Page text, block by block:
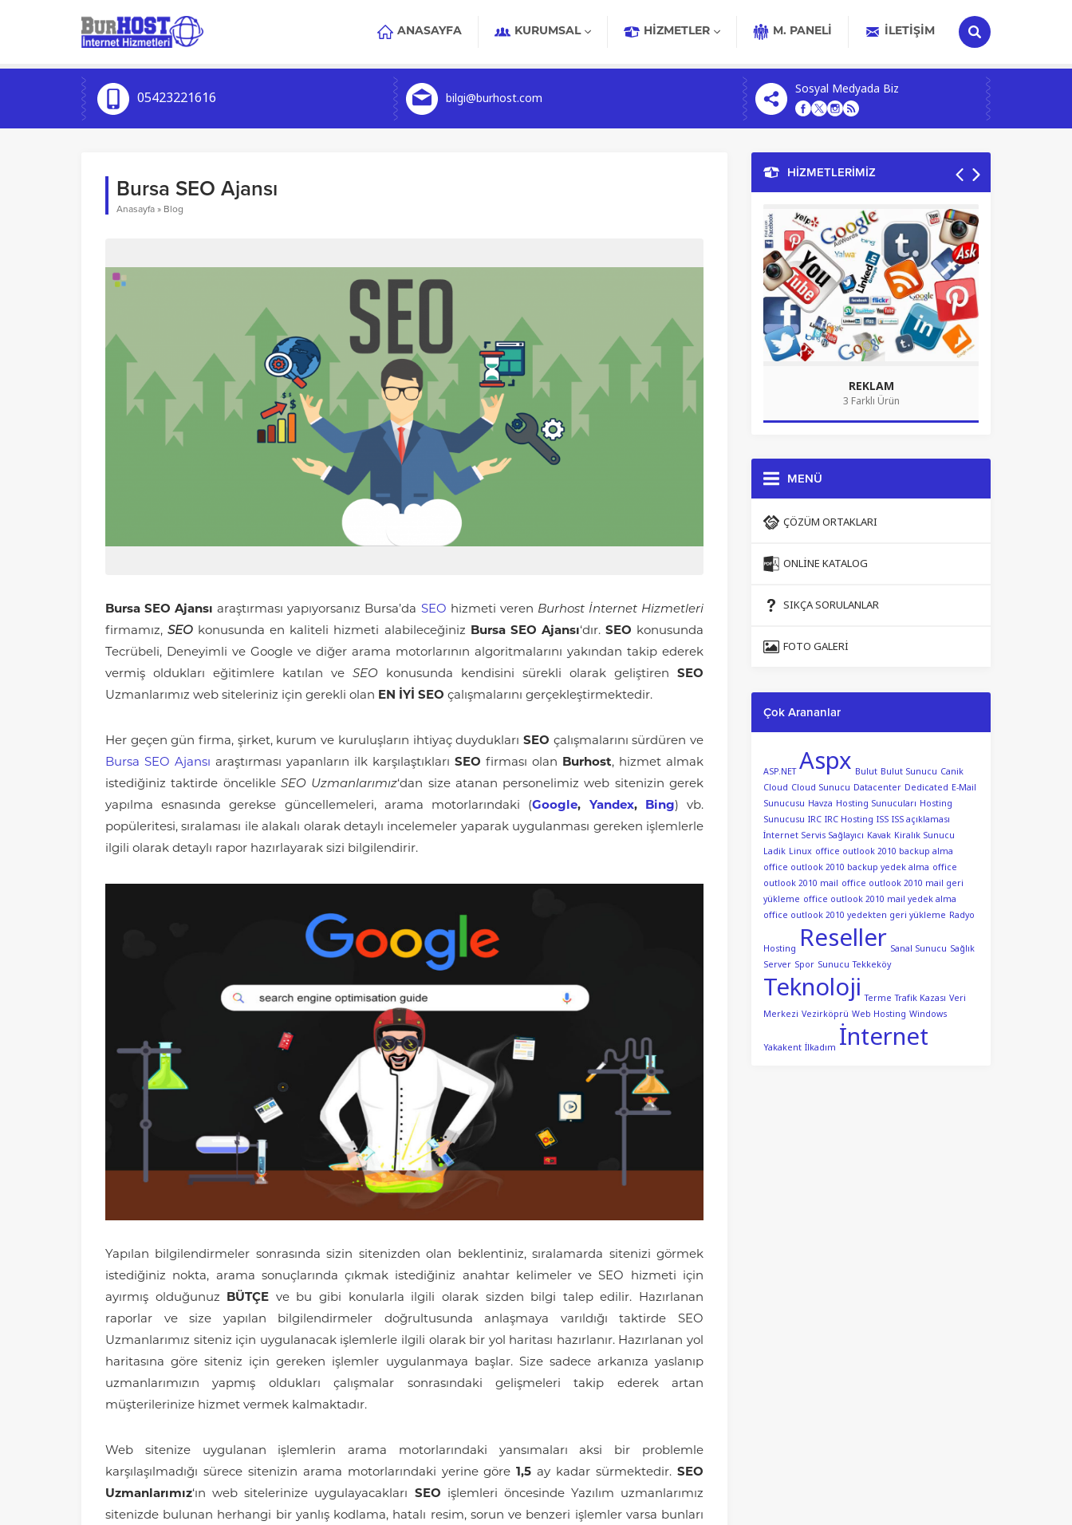
ANASAYFA KURUMSAL HIZMETLER M. PANELİ İLETIŞIM
05423221616 bilgi@burhost.com
Sosyal Medyada Biz
Bursa SEO Ajansı
Anasayfa » Blog
Bursa SEO Ajansı araştırması yapıyorsanız Bursa’da SEO hizmeti veren Burhost İnternet Hizmetleri
firmamız,SEO konusunda en kaliteli hizmeti alabileceğiniz Bursa SEO Ajansı‘dır. SEO konusunda
Tecrübeli, Deneyimli ve Google ve diğer arama motorlarının algoritmalarını yakından takip ederek
vermiş oldukları eğitimlere katılan ve SEO konusunda kendisini sürekli olarak geliştiren SEO
Uzmanlarımız web siteleriniz için gerekli olan EN İYİ SEO çalışmalarını gerçekleştirmektedir.
Her geçen gün firma, şirket, kurum ve kuruluşların ihtiyaç duydukları SEO çalışmalarını sürdüren ve
Bursa SEO Ajansı araştırması yapanların ilk karşılaştıkları SEO firması olan Burhost, hizmet almak
istediğiniz taktirde öncelikle SEO Uzmanlarımız‘dan size atanan personelimiz web sitenizin gerek
yapılma esnasında gerekse güncellemeleri, arama motorlarındaki (Google, Yandex, Bing) vb.
popüleritesi, sıralaması ile alakalı olarak detaylı incelemeler yaparak uygulanması gereken işlemlerle
ilgili olarak detaylı rapor hazırlayarak sizi bilgilendirir.
Yapılan bilgilendirmeler sonrasında sizin sitenizden olan beklentiniz, sıralamarda sitenizi görmek
istediğiniz nokta, arama sonuçlarında çıkmak istediğiniz anahtar kelimeler ve SEO hizmeti için
ayırmış olduğunuz
BÜTÇE ve bu gibi konularla ilgili olarak sizden bilgi talep edilir. Hazırlanan
raporlar ve size yapılan bilgilendirmeler doğrultusunda anlaşmaya varıldığı taktirde SEO
Uzmanlarımız siteniz için uygulanacak işlemlerle ilgili olarak bir yol haritası hazırlanır. Hazırlanan yol
haritasına göre siteniz için gereken işlemler uygulanmaya başlar. Size sadece arkanıza yaslanıp
uzmanlarımızın yapmış oldukları çalışmalar sonrasındaki gelişmeleri takip ederek artan
müşterilerinize hizmet vermek kalmaktadır.
Web sitenize uygulanan işlemlerin arama motorlarındaki yansımaları aksi bir problemle
karşılaşılmadığı sürece sitenizin arama motorlarındaki yerine göre
1,5 ay kadar sürmektedir.SEO
Uzmanlarımız‘ın web sitelerinize uygulayacakları SEO işlemleri öncesinde Yazılım uzmanlarımız
sitenizde bulunan herhangi bir yanlış kodlama, hatalı resim, sorun ve benzeri işlemler varsa bunları
HİZMETLERİMİZ
REKLAM
3 Farklı Ürün
MENÜ
ÇÖZÜM ORTAKLARI
ONLINE KATALOG
SIKÇA SORULANLAR
FOTO GALERI
Çok Arananlar
ASP.NET Aspx Bulut Bulut Sunucu Canik
Cloud Cloud Sunucu Datacenter Dedicated E-Mail
Sunucusu Havza Hosting Sunucuları Hosting
Sunucusu IRC IRC Hosting ISS ISS açıklaması
İnternet Servis Sağlayıcı Kavak Kiralık Sunucu
Ladik Linux office outlook 2010 backup alma
office outlook 2010 backup yedek alma office
outlook 2010 mail office outlook 2010 mail geri
yükleme office outlook 2010 mail yedek alma
office outlook 2010 yedekten geri yükleme Radyo
Hosting Reseller Sanal Sunucu Sağlık
Server Spor Sunucu Tekkeköy
Teknoloji Terme Trafik Kazası Veri
Merkezi Vezirköprü Web Hosting Windows
Yakakent İlkadım İnternet